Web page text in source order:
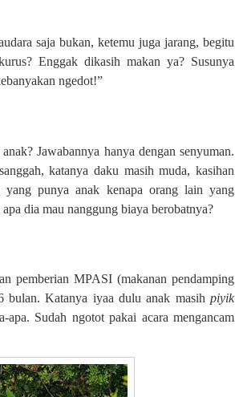
saja bukan, ketemu juga jarang, begitu
Enggak dikasih makan ya? Susunya
ngedot!”
Jawabannya hanya dengan senyuman.
katanya daku masih muda, kasihan
punya anak kenapa orang lain yang
dia mau nanggung biaya berobatnya?
pemberian MPASI (makanan pendamping
bulan. Katanya iyaa dulu anak masih piyik
Sudah ngotot pakai acara mengancam